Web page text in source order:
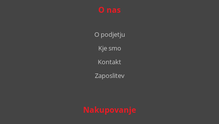
O nas
O podjetju
Kje smo
Kontakt
Zaposlitev
Nakupovanje